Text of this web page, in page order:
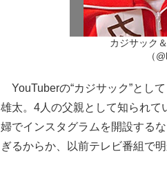
カジサック
（
YouTuberの“カジサック”とし
雄太。4人の父親として知られて
婦でインスタグラムを開設する
ぎるからか、以前テレビ番組で